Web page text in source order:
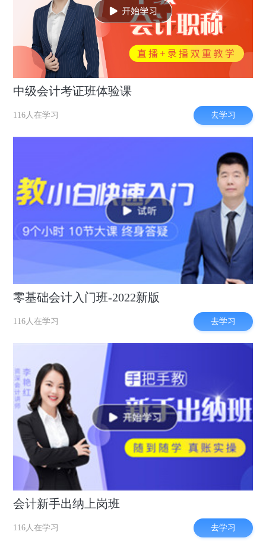
中级会计考证班体验课
116人在学习 去学习
零基础会计入门班-2022新版
116人在学习 去学习
会计新手出纳上岗班
116人在学习 去学习